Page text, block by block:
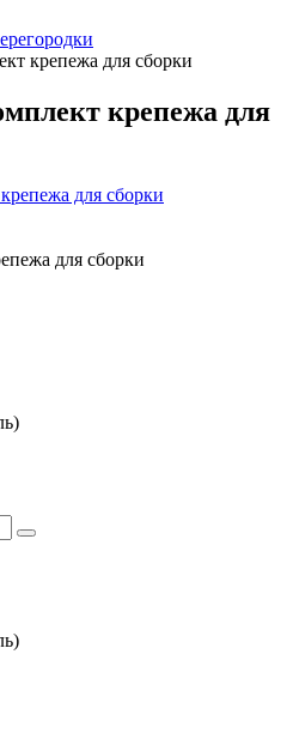
крепежа для сборки
крепежа для
для сборки